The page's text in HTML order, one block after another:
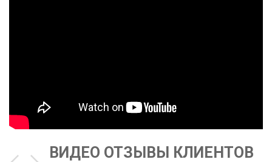
ВИДЕО ОТЗЫВЫ КЛИЕНТОВ